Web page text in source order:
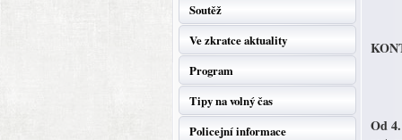
Soutěž
Ve zkratce aktuality
Program
Tipy na volný čas
Policejní informace
Od